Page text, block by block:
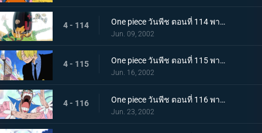
4 - 114 One piece วันพีช ตอนที่ 114 พากย์ไทย สาบานต่อความฝันของเพื่อน..ศึกตัดสินที่เนินตัวตุ่นเมืองเบอร์สี่
Jun. 09, 2002
4 - 115 One piece วันพีช ตอนที่ 115 พากย์ไทย สุดยอดการแสดงวันนี้ มอนตาคิวเลียนแบบ
Jun. 16, 2002
4 - 116 One piece วันพีช ตอนที่ 116 พากย์ไทย แปลงร่างเป็นเพื่อน เพลงหมัดกะเทยของบอนเคร
Jun. 23, 2002